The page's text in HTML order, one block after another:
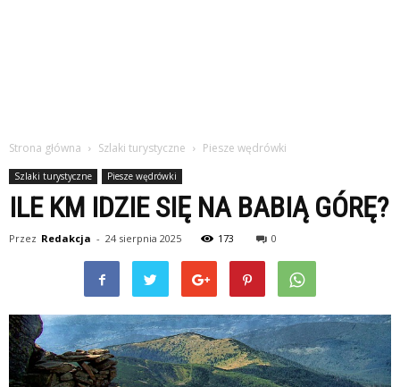
Strona główna Szlaki turystyczne Piesze wędrówki
Szlaki turystyczne Piesze wędrówki
ILE KM IDZIE SIĘ NA BABIĄ GÓRĘ?
Przez Redakcja - 24 sierpnia 2025 173 0